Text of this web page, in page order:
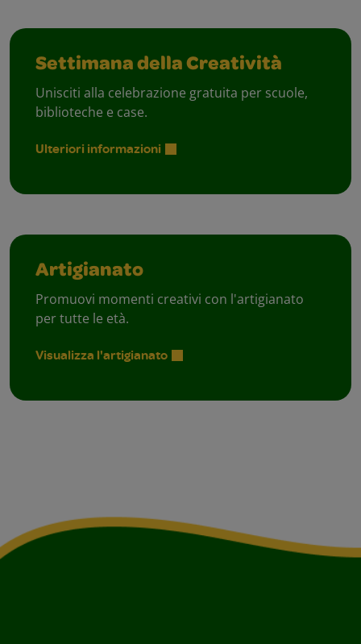
Settimana della Creatività
Unisciti alla celebrazione gratuita per scuole,
biblioteche e case.
Ulteriori informazioni
Artigianato
Promuovi momenti creativi con l'artigianato
per tutte le età.
Visualizza l'artigianato